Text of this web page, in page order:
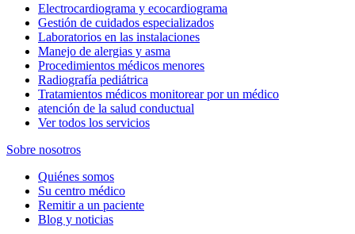
Electrocardiograma y ecocardiograma
Gestión de cuidados especializados
Laboratorios en las instalaciones
Manejo de alergias y asma
Procedimientos médicos menores
Radiografía pediátrica
Tratamientos médicos monitorear por un médico
atención de la salud conductual
Ver todos los servicios
Sobre nosotros
Quiénes somos
Su centro médico
Remitir a un paciente
Blog y noticias